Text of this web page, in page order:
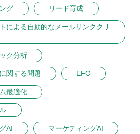
グ リード育成
による自動的なメールリンククリ
ク分析
関する問題 EFO
最適化
AI マーケティングAI